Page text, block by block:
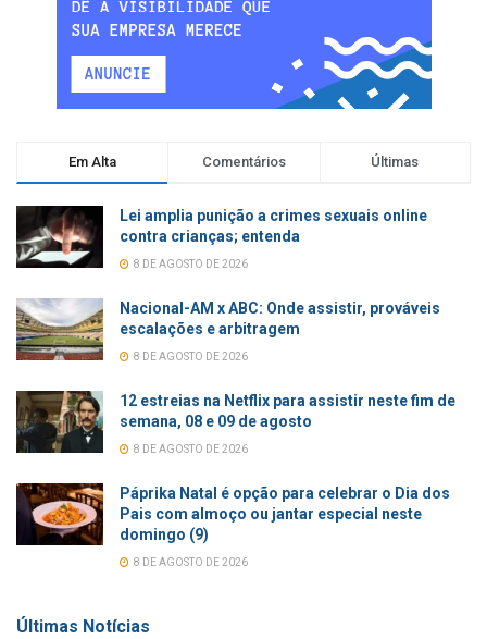
Em Alta Comentários Últimas
Lei amplia punição a crimes sexuais online
contra crianças; entenda
8 DE AGOSTO DE 2026
Nacional-AM x ABC: Onde assistir, prováveis
escalações e arbitragem
8 DE AGOSTO DE 2026
12 estreias na Netflix para assistir neste fim de
semana, 08 e 09 de agosto
8 DE AGOSTO DE 2026
Páprika Natal é opção para celebrar o Dia dos
Pais com almoço ou jantar especial neste
domingo (9)
8 DE AGOSTO DE 2026
Últimas Notícias